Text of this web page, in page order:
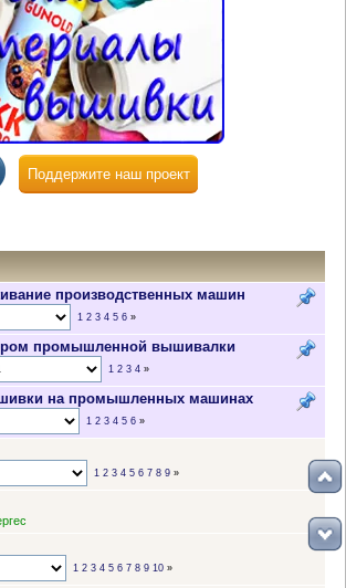
Поддержите наш проект
производственных машин
1 2 3 4 5 6»
промышленной вышивалки
1 2 3 4»
на промышленных машинах
1 2 3 4 5 6»
1 2 3 4 5 6 7 8 9»
1 2 3 4 5 6 7 8 9 10»